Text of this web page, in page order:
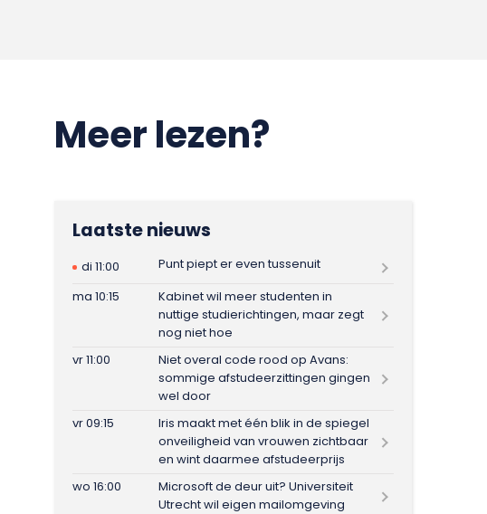
Meer lezen?
Laatste nieuws
di 11:00
Punt piept er even tussenuit
ma 10:15
Kabinet wil meer studenten in
nuttige studierichtingen, maar zegt
nog niet hoe
vr 11:00
Niet overal code rood op Avans:
sommige afstudeerzittingen gingen
wel door
vr 09:15
Iris maakt met één blik in de spiegel
onveiligheid van vrouwen zichtbaar
en wint daarmee afstudeerprijs
wo 16:00
Microsoft de deur uit? Universiteit
Utrecht wil eigen mailomgeving